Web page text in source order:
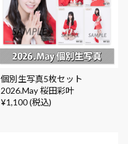
個別生写真5枚セット
2026.May 桜田彩叶
¥1,100 (税込)